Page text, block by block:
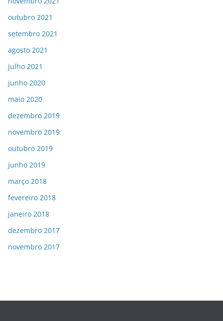
outubro 2021
setembro 2021
agosto 2021
julho 2021
junho 2020
maio 2020
dezembro 2019
novembro 2019
outubro 2019
junho 2019
março 2018
fevereiro 2018
janeiro 2018
dezembro 2017
novembro 2017